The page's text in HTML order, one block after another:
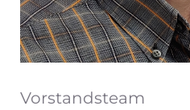
Vorstandsteam